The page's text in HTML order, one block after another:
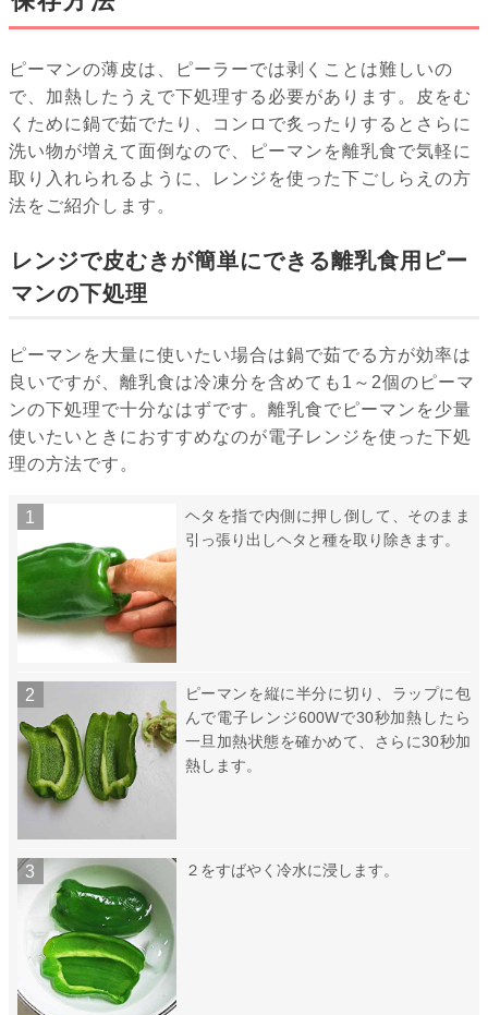
ピーマンの薄皮は、ピーラーでは剥くことは難しいの
で、加熱したうえで下処理する必要があります。皮をむ
くために鍋で茹でたり、コンロで炙ったりするとさらに
洗い物が増えて面倒なので、ピーマンを離乳食で気軽に
取り入れられるように、レンジを使った下ごしらえの方
法をご紹介します。
レンジで皮むきが簡単にできる離乳食用ピー
マンの下処理
ピーマンを大量に使いたい場合は鍋で茹でる方が効率は
良いですが、離乳食は冷凍分を含めても1～2個のピーマ
ンの下処理で十分なはずです。離乳食でピーマンを少量
使いたいときにおすすめなのが電子レンジを使った下処
理の方法です。
ヘタを指で内側に押し倒して、そのまま
引っ張り出しヘタと種を取り除きます。
ピーマンを縦に半分に切り、ラップに包
んで電子レンジ600Wで30秒加熱したら
一旦加熱状態を確かめて、さらに30秒加
熱します。
２をすばやく冷水に浸します。